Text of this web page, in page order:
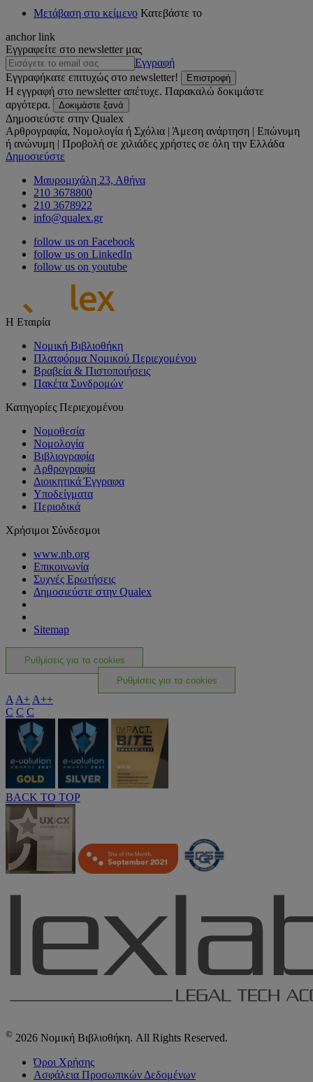
Μετάβαση στο κείμενο Κατεβάστε το
anchor link
Εγγραφείτε στο newsletter μας
Εγγραφή
Εγγραφήκατε επιτυχώς στο newsletter!
Επιστροφή
Η εγγραφή στο newsletter απέτυχε. Παρακαλώ δοκιμάστε
αργότερα.
Δοκιμάστε ξανά
Δημοσιεύστε στην Qualex
Αρθρογραφία, Νομολογία ή Σχόλια | Άμεση ανάρτηση | Επώνυμη
ή ανώνυμη | Προβολή σε χιλιάδες χρήστες σε όλη την Ελλάδα
Δημοσιεύστε
Μαυρομιχάλη 23, Αθήνα
210 3678800
210 3678922
info@qualex.gr
follow us on Facebook
follow us on LinkedIn
follow us on youtube
Η Εταιρία
Νομική Βιβλιοθήκη
Πλατφόρμα Νομικού Περιεχομένου
Βραβεία & Πιστοποιήσεις
Πακέτα Συνδρομών
Κατηγορίες Περιεχομένου
Νομοθεσία
Νομολογία
Βιβλιογραφία
Αρθρογραφία
Διοικητικά Έγγραφα
Υποδείγματα
Περιοδικά
Χρήσιμοι Σύνδεσμοι
www.nb.org
Επικοινωνία
Συχνές Ερωτήσεις
Δημοσιεύστε στην Qualex
Sitemap
Ρυθμίσεις για τα cookies
Ρυθμίσεις για τα cookies
A A+ A++
C C C
BACK TO TOP
© 2026 Νομική Βιβλιοθήκη. All Rights Reserved.
Όροι Χρήσης
Ασφάλεια Προσωπικών Δεδομένων